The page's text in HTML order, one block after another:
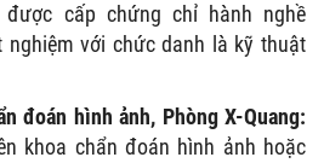
cấp chứng chỉ hành nghề
nghiệm với chức danh là kỹ thuật
đoán hình ảnh, Phòng X-Quang:
khoa chẩn đoán hình ảnh hoặc